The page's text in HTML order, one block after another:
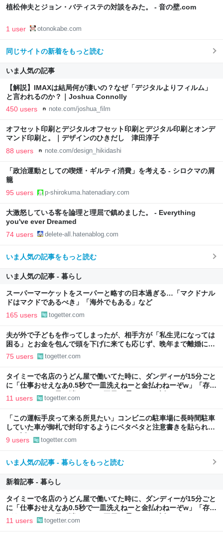
植松伸夫とジョン・バティステの対談をみた。 - 音の壁.com
1 user otonokabe.com
同じサイトの新着をもっと読む
いま人気の記事
【解説】IMAXは結局何が凄いの？なぜ「デジタルよりフィルム」
と言われるのか？｜Joshua Connolly
450 users note.com/joshua_film
オフセット印刷とデジタルオフセット印刷とデジタル印刷とオンデ
マンド印刷と。｜デザインのひきだし 津田淳子
88 users note.com/design_hikidashi
「政治運動としての喫煙・ギルティ消費」を考える - シロクマの屑
籠
95 users p-shirokuma.hatenadiary.com
大激怒している客を論理と理屈で鎮めました。 - Everything
you've ever Dreamed
74 users delete-all.hatenablog.com
いま人気の記事をもっと読む
いま人気の記事 - 暮らし
スーパーマーケットをスーパーと略すの日本過ぎる…「マクドナル
ドはマクドであるべき」「海外でもある」など
165 users togetter.com
夫が外で子どもを作ってしまったが、相手方が「私生児になっては
困る」とお金を包んで頭を下げに来ても応じず、晩年まで離婚に応
じなかった親戚の話→「一生復讐になる」「これ本人幸せなの？」
75 users togetter.com
タイミーで名店のうどん屋で働いてた時に、ダンディーが15分ごと
に「仕事おせえなあ0.5秒で一皿洗えねーと金払わねーぞw」「存在
がうぜえんだよ早く消えろ」と耳元に囁いてきた話
11 users togetter.com
「この運転手戻って来る所見たい」コンビニの駐車場に長時間駐車
していた車が御札で封印するようにベタベタと注意書きを貼られて
いた話
9 users togetter.com
いま人気の記事 - 暮らしをもっと読む
新着記事 - 暮らし
タイミーで名店のうどん屋で働いてた時に、ダンディーが15分ごと
に「仕事おせえなあ0.5秒で一皿洗えねーと金払わねーぞw」「存在
がうぜえんだよ早く消えろ」と耳元に囁いてきた話
11 users togetter.com